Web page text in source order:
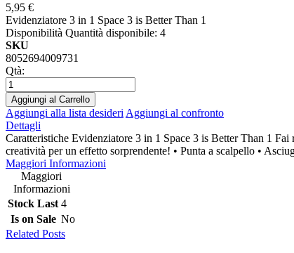
5,95 €
Evidenziatore 3 in 1 Space 3 is Better Than 1
Disponibilità Quantità disponibile: 4
SKU
8052694009731
Qtà:
Aggiungi al Carrello
Aggiungi alla lista desideri Aggiungi al confronto
Dettagli
Caratteristiche Evidenziatore 3 in 1 Space 3 is Better Than 1
creatività per un effetto sorprendente! • Punta a scalpello •
Maggiori Informazioni
Maggiori
Informazioni
Stock Last 4
Is on Sale No
Related Posts